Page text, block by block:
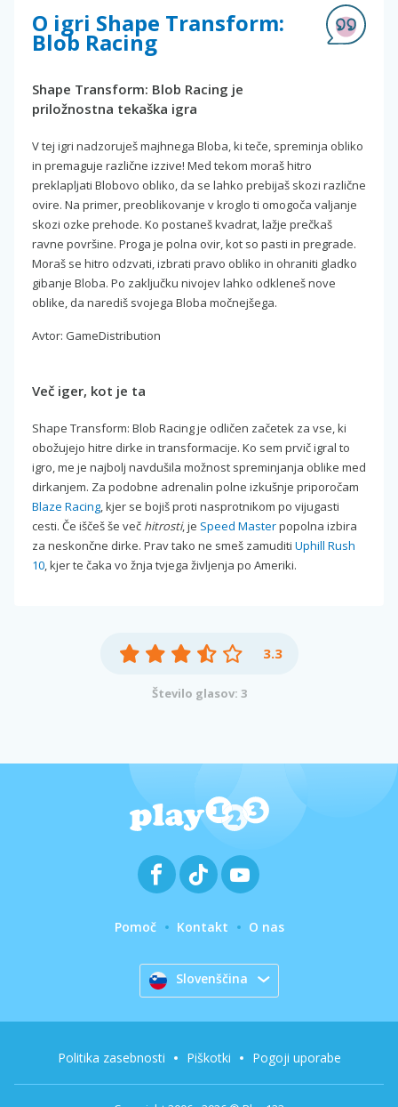
O igri Shape Transform:
Blob Racing
Shape Transform: Blob Racing je
priložnostna tekaška igra
V tej igri nadzoruješ majhnega Bloba, ki teče, spreminja obliko
in premaguje različne izzive! Med tekom moraš hitro
preklapljati Blobovo obliko, da se lahko prebijaš skozi različne
ovire. Na primer, preoblikovanje v kroglo ti omogoča valjanje
skozi ozke prehode. Ko postaneš kvadrat, lažje prečkaš
ravne površine. Proga je polna ovir, kot so pasti in pregrade.
Moraš se hitro odzvati, izbrati pravo obliko in ohraniti gladko
gibanje Bloba. Po zaključku nivojev lahko odkleneš nove
oblike, da narediš svojega Bloba močnejšega.
Avtor: GameDistribution
Več iger, kot je ta
Shape Transform: Blob Racing je odličen začetek za vse, ki
obožujejo hitre dirke in transformacije. Ko sem prvič igral to
igro, me je najbolj navdušila možnost spreminjanja oblike med
dirkanjem. Za podobne adrenalin polne izkušnje priporočam
Blaze Racing, kjer se bojiš proti nasprotnikom po vijugasti
cesti. Če iščeš še več hitrosti, je Speed Masterpopolna izbira
za neskončne dirke. Prav tako ne smeš zamuditi Uphill Rush
10, kjer te čaka vo žnja tvjega življenja po Ameriki.
3.3
Število glasov: 3
Pomoč Kontakt O nas
Slovenščina
Politika zasebnosti Piškotki Pogoji uporabe